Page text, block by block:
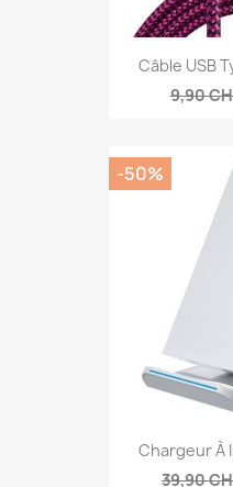
Câble USB
9,90
Chargeur À
39,90
-50%